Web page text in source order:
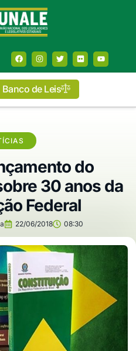
Banco de Leis
do
30 anos da
Federal
22/06/2018 08:30